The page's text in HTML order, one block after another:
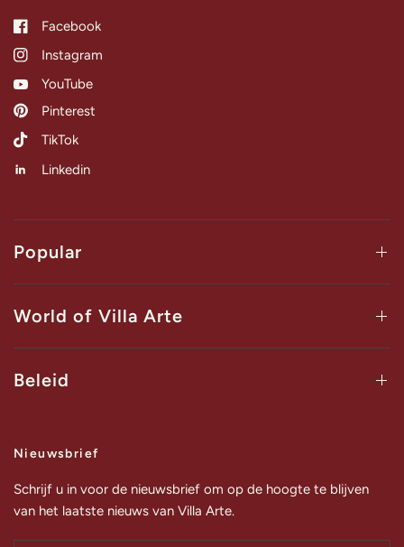
Facebook
Instagram
YouTube
Pinterest
TikTok
Linkedin
Popular
World of Villa Arte
Beleid
Nieuwsbrief
Schrijf u in voor de nieuwsbrief om op de hoogte te blijven
van het laatste nieuws van Villa Arte.